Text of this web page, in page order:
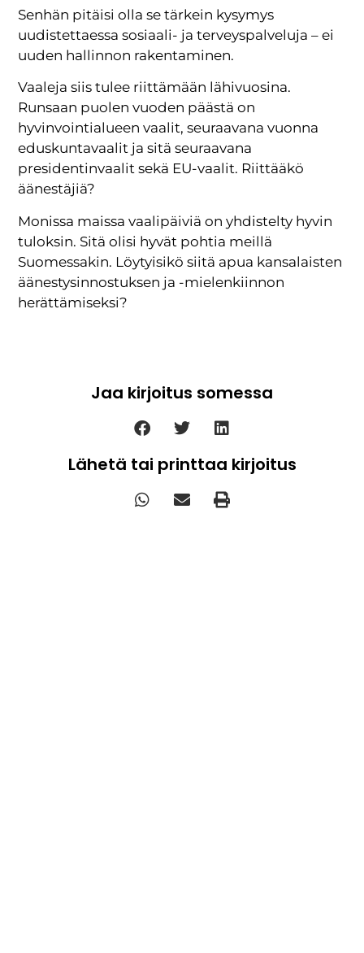
Senhän pitäisi olla se tärkein kysymys
uudistettaessa sosiaali- ja terveyspalveluja – ei
uuden hallinnon rakentaminen.
Vaaleja siis tulee riittämään lähivuosina.
Runsaan puolen vuoden päästä on
hyvinvointialueen vaalit, seuraavana vuonna
eduskuntavaalit ja sitä seuraavana
presidentinvaalit sekä EU-vaalit. Riittääkö
äänestäjiä?
Monissa maissa vaalipäiviä on yhdistelty hyvin
tuloksin. Sitä olisi hyvät pohtia meillä
Suomessakin. Löytyisikö siitä apua kansalaisten
äänestysinnostuksen ja -mielenkiinnon
herättämiseksi?
Jaa kirjoitus somessa
Lähetä tai printtaa kirjoitus